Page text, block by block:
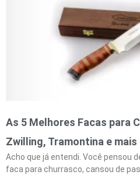
As 5 Melhores Facas para
Zwilling, Tramontina e mais
Acho que já entendi. Você pensou
faca para churrasco, cansou de